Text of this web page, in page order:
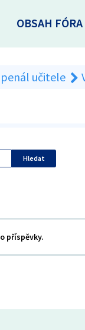
OBSAH FÓRA
učitele
Hledat
příspěvky.